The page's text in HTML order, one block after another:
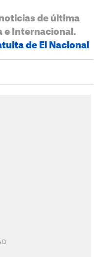
de última
e Internacional.
de El Nacional